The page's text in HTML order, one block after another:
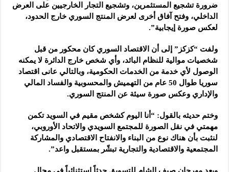
ضرورة تشجيع المستثمرين، وتشجيع التجار الخارجيين على العرض
الداخلي، وفتح آفاق أخرى لعرض المنتج السوري خارج الحدود،
لعكس صورة إيجابية”.
ولفت “كزكز” إلى أن الاقتصاد السوري كان محكور من قبل
شخصيات موالية للنظام البائد، وأي شخص خارج الدائرة لا يمكنه
الوصول لأي خدمة من الخدمات الحكومية، وبالتالي عانى اقتصاد
سوريا طوال 50 عام من التهميش والمحسوبية والفساد المالي
والإداري وعكس صورة سيئة عن المنتج السوري.
وختم حديثه بالقول: “أنا اليوم كشخص مقيم في السويد تكمن
مهمتي في نقل الصورة للمجتمع السويدي والاتحاد الأوروبي،
لنثبت بأن هناك نوع من البناء والانفتاح الاقتصادي والمشاركة
المجتمعية والاقتصادية والتجارية تبشّر بمستقبل واعد”.
ويعد مهرجان صيف الشام للتسويق حدثاً استثنائياً في مجال